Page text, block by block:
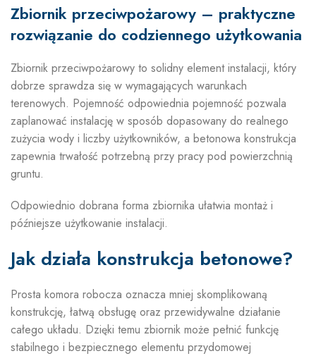
Zbiornik przeciwpożarowy – praktyczne
rozwiązanie do codziennego użytkowania
Zbiornik przeciwpożarowy to solidny element instalacji, który
dobrze sprawdza się w wymagających warunkach
terenowych. Pojemność odpowiednia pojemność pozwala
zaplanować instalację w sposób dopasowany do realnego
zużycia wody i liczby użytkowników, a betonowa konstrukcja
zapewnia trwałość potrzebną przy pracy pod powierzchnią
gruntu.
Odpowiednio dobrana forma zbiornika ułatwia montaż i
późniejsze użytkowanie instalacji.
Jak działa konstrukcja betonowe?
Prosta komora robocza oznacza mniej skomplikowaną
konstrukcję, łatwą obsługę oraz przewidywalne działanie
całego układu. Dzięki temu zbiornik może pełnić funkcję
stabilnego i bezpiecznego elementu przydomowej